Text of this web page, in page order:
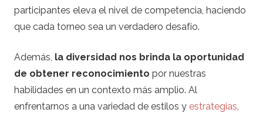
participantes eleva el nivel de competencia, haciendo
que cada torneo sea un verdadero desafío.
Además, la diversidad nos brinda la oportunidad
de obtener reconocimiento por nuestras
habilidades en un contexto más amplio. Al
enfrentarnos a una variedad de estilos y estrategias,